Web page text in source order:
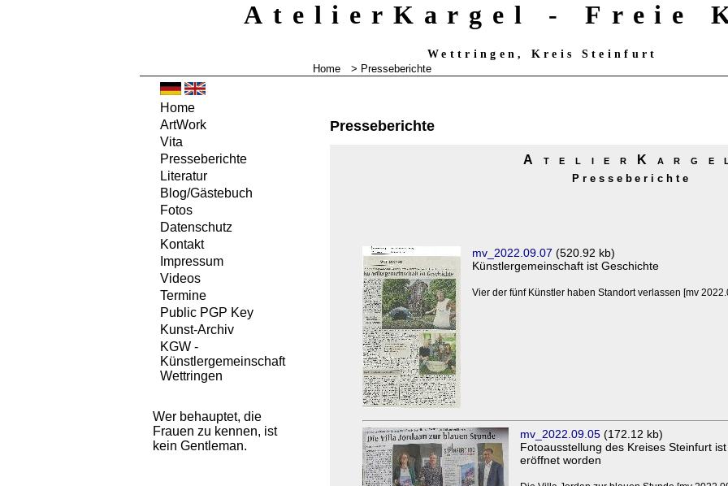
AtelierKargel - Freie
Wettringen, Kreis Steinfurt
Home > Presseberichte
Presseberichte
Home
ArtWork
Vita
Presseberichte
Literatur
Blog/Gästebuch
Fotos
Datenschutz
Kontakt
Impressum
Videos
Termine
Public PGP Key
Kunst-Archiv
KGW -
Künstlergemeinschaft
Wettringen
Wer behauptet, die
Frauen zu kennen, ist
kein Gentleman.